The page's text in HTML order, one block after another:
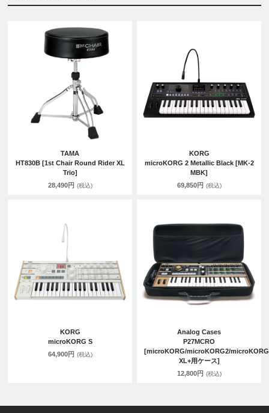
TAMA
HT830B [1st Chair Round Rider XL
Trio]
28,490円 (税込)
KORG
microKORG 2 Metallic Black [MK-2
MBK]
69,850円 (税込)
KORG
microKORG S
64,900円 (税込)
Analog Cases
P27MCRO
[microKORG/microKORG2/microKORG
XL+用ケース]
12,800円 (税込)